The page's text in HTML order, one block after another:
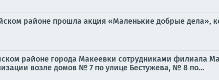
районе прошла акция «Маленькие добрые дела»,
районе города Макеевки сотрудниками филиала
возле домов № 7 по улице Бестужева, № 8 по...